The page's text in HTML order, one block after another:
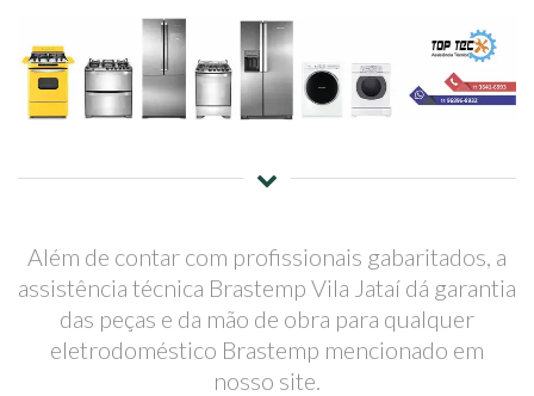
Além de contar com profissionais gabaritados, a
assistência técnica Brastemp Vila Jataí dá garantia
das peças e da mão de obra para qualquer
eletrodoméstico Brastemp mencionado em
nosso site.